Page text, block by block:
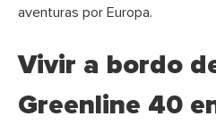
aventuras por Europa.
Vivir a bordo
Greenline 40